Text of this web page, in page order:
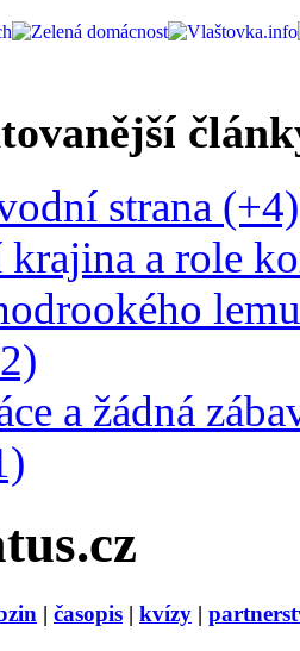
strana (+4)
a role
a žádná
| časopis | kvízy |